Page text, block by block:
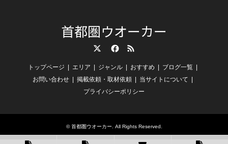
首都圏ウオーカー
トップページ エリア ジャンル おすすめ
ブログ一覧
お問い合わせ
掲載依頼・取材依頼
当サイトについて
プライバシーポリシー
©首都圏ウオーカー. All Rights Reserved.